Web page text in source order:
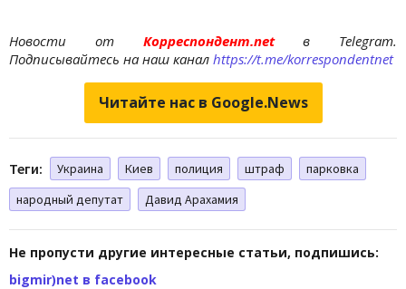
Новости отКорреспондент.netв Telegram.
Подписывайтесь на наш канал https://t.me/korrespondentnet
Читайте нас в Google.News
Теги: Украина Киев полиция штраф
парковка
народный депутат
Давид Арахамия
Не пропусти другие интересные статьи, подпишись:
bigmir)net в facebook